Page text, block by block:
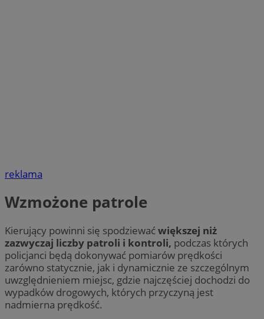
reklama
Wzmożone patrole
Kierujący powinni się spodziewaćwiększej niż
zazwyczaj liczby patroli i kontroli, podczas których
policjanci będą dokonywać pomiarów prędkości
zarówno statycznie, jak i dynamicznie ze szczególnym
uwzględnieniem miejsc, gdzie najczęściej dochodzi do
wypadków drogowych, których przyczyną jest
nadmierna prędkość.